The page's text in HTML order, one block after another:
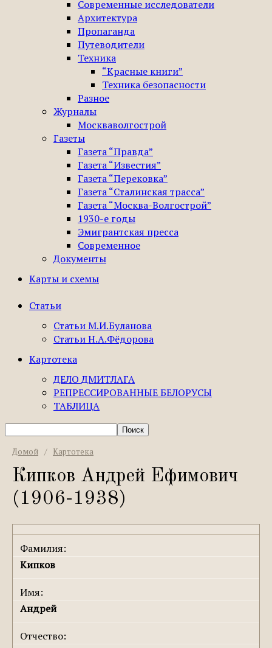
Современные исследователи
Архитектура
Пропаганда
Путеводители
Техника
“Красные книги”
Техника безопасности
Разное
Журналы
Москваволгострой
Газеты
Газета “Правда”
Газета “Известия”
Газета “Перековка”
Газета “Сталинская трасса”
Газета “Москва-Волгострой”
1930-е годы
Эмигрантская пресса
Современное
Документы
Карты и схемы
Статьи
Статьи М.И.Буланова
Статьи Н.А.Фёдорова
Картотека
ДЕЛО ДМИТЛАГА
РЕПРЕССИРОВАННЫЕ БЕЛОРУСЫ
ТАБЛИЦА
Домой / Картотека
Кипков Андрей Ефимович
(1906-1938)
Фамилия:
Кипков
Имя:
Андрей
Отчество: